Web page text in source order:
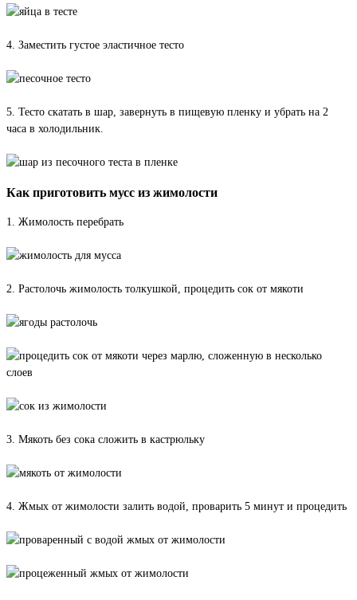
4. Заместить густое эластичное тесто
5. Тесто скатать в шар, завернуть в пищевую пленку и убрать на 2
часа в холодильник.
Как приготовить мусс из жимолости
1. Жимолость перебрать
2. Растолочь жимолость толкушкой, процедить сок от мякоти
3. Мякоть без сока сложить в кастрюльку
4. Жмых от жимолости залить водой, проварить 5 минут и процедить